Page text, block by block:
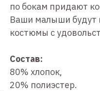
по бокам придают
Ваши малыши будут
костюмы с
Состав:
80% хлопок,
20% полиэстер.